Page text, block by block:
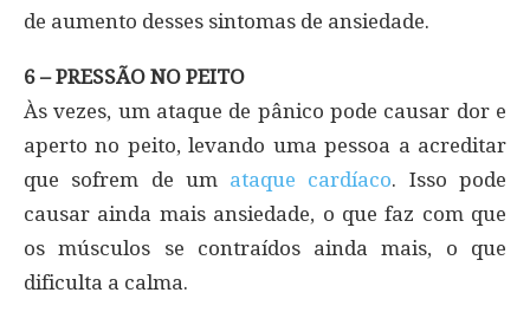
de aumento desses sintomas de ansiedade.
6 – PRESSÃO NO PEITO
Às vezes, um ataque de pânico pode causar dor e
aperto no peito, levando uma pessoa a acreditar
que sofrem de um ataque cardíaco. Isso pode
causar ainda mais ansiedade, o que faz com que
os músculos se contraídos ainda mais, o que
dificulta a calma.